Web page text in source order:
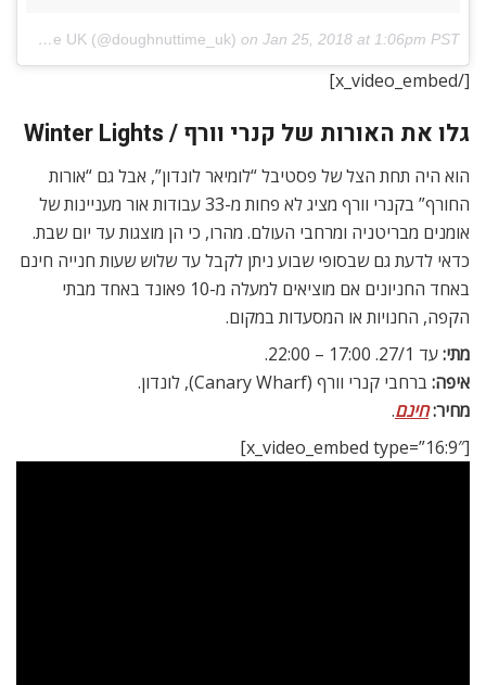
A post shared by Doughnut Time UK (@doughnuttime_uk) on Jan 25, 2018 at 1:06pm PST
[/x_video_embed]
גלו את האורות של קנרי וורף / Winter Lights
הוא היה תחת הצל של פסטיבל “לומיאר לונדון”, אבל גם “אורות
החורף” בקנרי וורף מציג לא פחות מ-33 עבודות אור מעניינות של
אומנים מבריטניה ומרחבי העולם. מהרו, כי הן מוצגות עד יום שבת.
כדאי לדעת גם שבסופי שבוע ניתן לקבל עד שלוש שעות חנייה חינם
באחד החניונים אם מוציאים למעלה מ-10 פאונד באחד מבתי
הקפה, החנויות או המסעדות במקום.
מתי:עד 27/1. 17:00 – 22:00.
איפה: ברחבי קנרי וורף (Canary Wharf), לונדון.
מחיר:חינם.
[x_video_embed type=”16:9″]